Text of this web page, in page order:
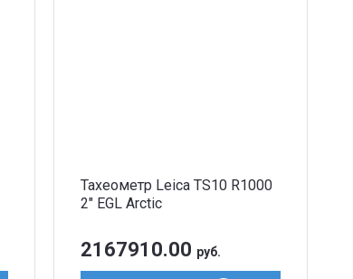
Тахеометр Leica TS10 R1000
2″ EGL Arctic
2167910.00 руб.